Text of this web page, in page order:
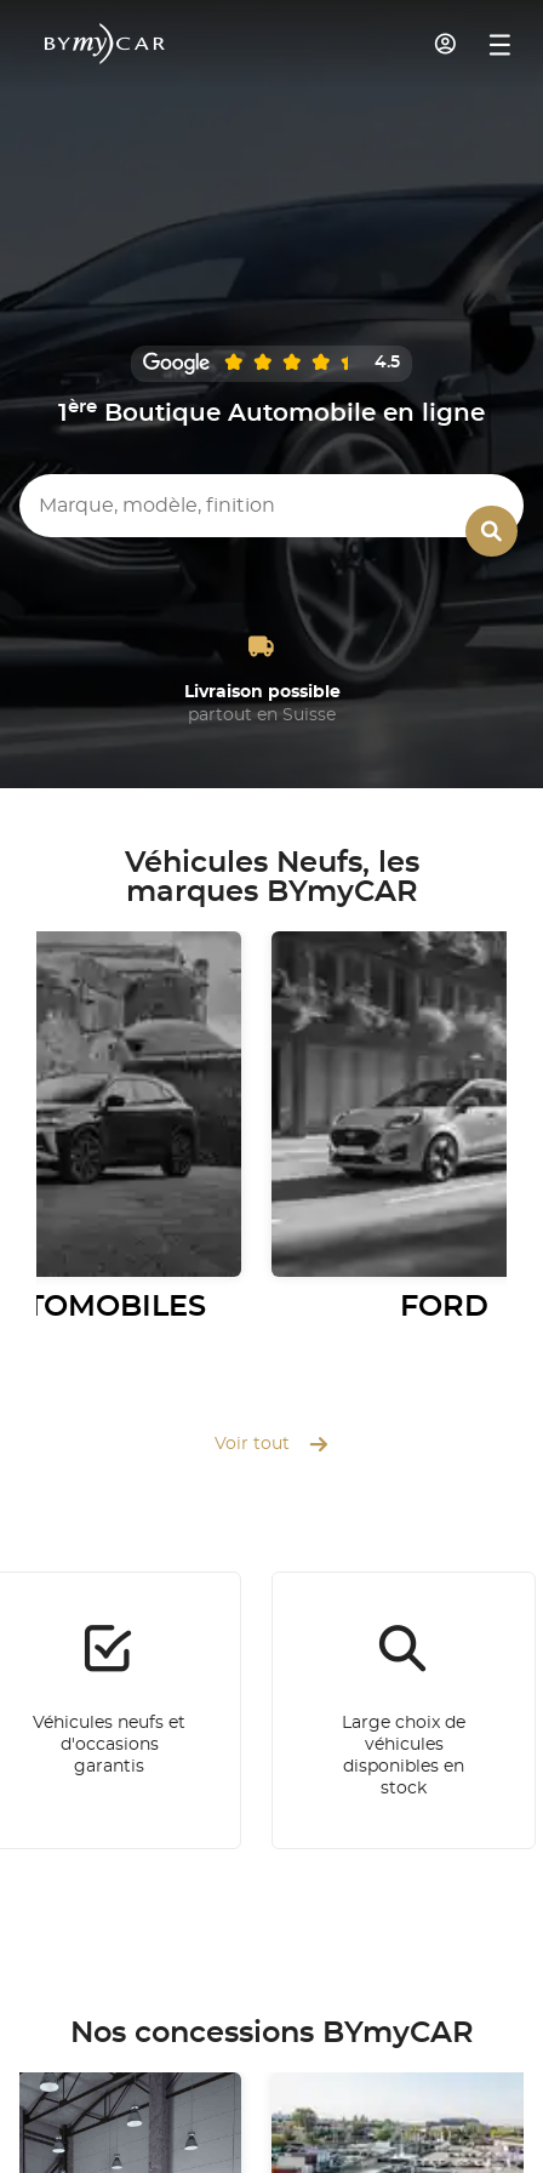
4.5
1 ère Boutique Automobile en ligne
Marque, modèle, finition
Livraison possible
partout en Suisse
Véhicules Neufs, les
marques BYmyCAR
FORD
Voir tout
Véhicules neufs et
d'occasions
garantis
Large choix de
véhicules
disponibles en
stock
Nos concessions BYmyCAR